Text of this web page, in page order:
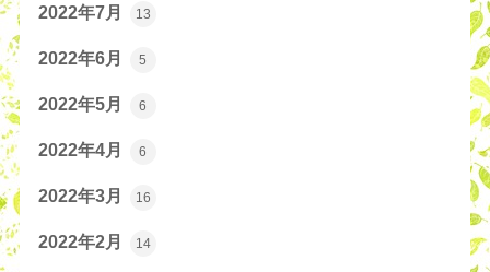
2022年7月 13
2022年6月 5
2022年5月 6
2022年4月 6
2022年3月 16
2022年2月 14